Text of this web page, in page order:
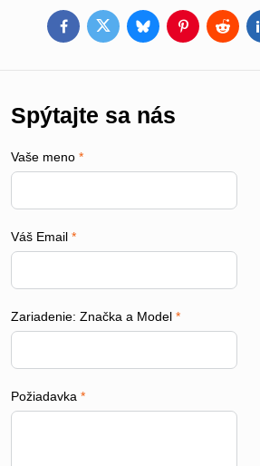
FacebookTwitterBlueskyPinterestReddit
Spýtajte sa nás
Vaše meno *
Váš Email *
Zariadenie: Značka a Model *
Požiadavka *